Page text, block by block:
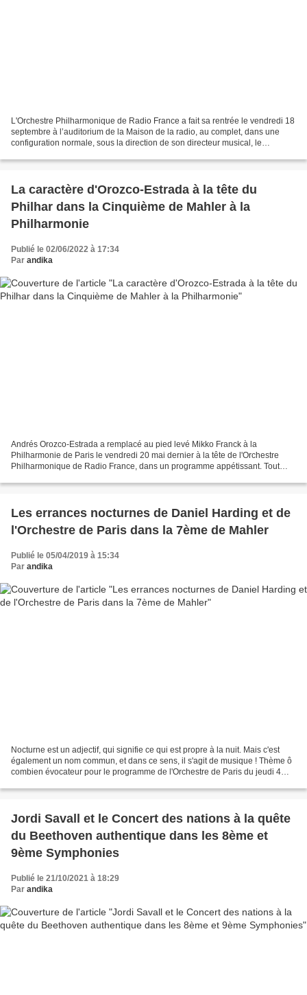
L'Orchestre Philharmonique de Radio France a fait sa rentrée le vendredi 18
septembre à l’auditorium de la Maison de la radio, au complet, dans une
configuration normale, sous la direction de son directeur musical, le
La caractère d'Orozco-Estrada à la tête du
Philhar dans la Cinquième de Mahler à la
Philharmonie
Publié le 02/06/2022 à 17:34
Par andika
Andrés Orozco-Estrada a remplacé au pied levé Mikko Franck à la
Philharmonie de Paris le vendredi 20 mai dernier à la tête de l'Orchestre
Philharmonique de Radio France, dans un programme appétissant. Tout
Les errances nocturnes de Daniel Harding et de
l'Orchestre de Paris dans la 7ème de Mahler
Publié le 05/04/2019 à 15:34
Par andika
Nocturne est un adjectif, qui signifie ce qui est propre à la nuit. Mais c'est
également un nom commun, et dans ce sens, il s'agit de musique ! Thème ô
combien évocateur pour le programme de l'Orchestre de Paris du jeudi 4
Jordi Savall et le Concert des nations à la quête
du Beethoven authentique dans les 8ème et
9ème Symphonies
Publié le 21/10/2021 à 18:29
Par andika